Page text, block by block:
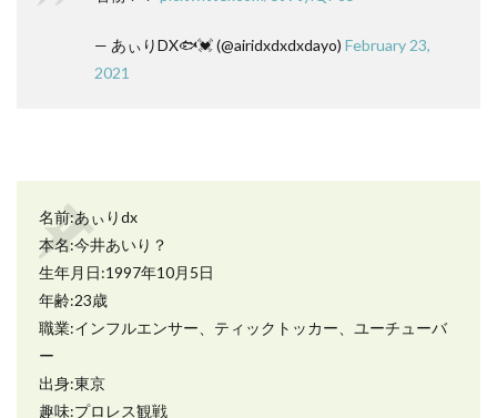
— あぃりDX🐟💓 (@airidxdxdxdayo) February 23,
2021
名前:あぃりdx
本名:今井あいり？
生年月日:1997年10月5日
年齢:23歳
職業:インフルエンサー、ティックトッカー、ユーチューバ
ー
出身:東京
趣味:プロレス観戦